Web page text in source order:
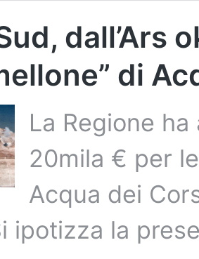
dall’Ars
di
La Regione
20mila € per
Acqua dei
ipotizza la